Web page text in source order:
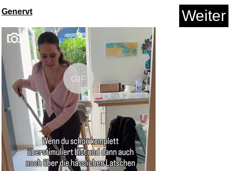
Klimaanlage Mobile, leise Trag...
Genervt Weiter
GIF